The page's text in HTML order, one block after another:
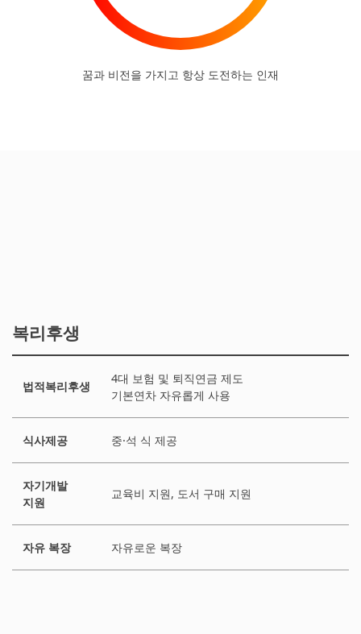
꿈과 비전을 가지고 항상 도전하는 인재
복리후생
법적복리후생
4대 보험 및 퇴직연금 제도
기본연차 자유롭게 사용
식사제공 중·석 식 제공
자기개발
지원
교육비 지원, 도서 구매 지원
자유 복장 자유로운 복장